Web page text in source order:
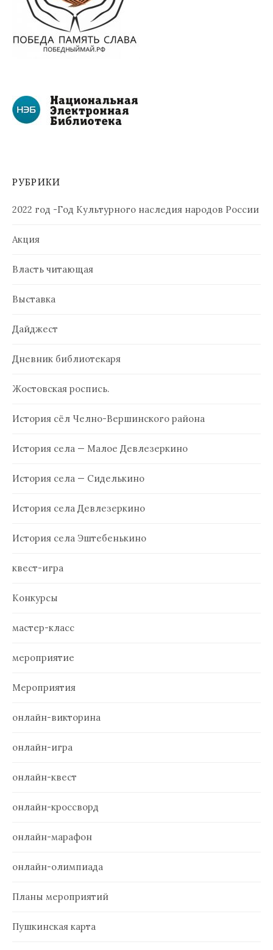
РУБРИКИ
2022 год -Год Культурного наследия народов России
Акция
Власть читающая
Выставка
Дайджест
Дневник библиотекаря
Жостовская роспись.
История сёл Челно-Вершинского района
История села — Малое Девлезеркино
История села — Сиделькино
История села Девлезеркино
История села Эштебенькино
квест-игра
Конкурсы
мастер-класс
мероприятие
Мероприятия
онлайн-викторина
онлайн-игра
онлайн-квест
онлайн-кроссворд
онлайн-марафон
онлайн-олимпиада
Планы мероприятий
Пушкинская карта